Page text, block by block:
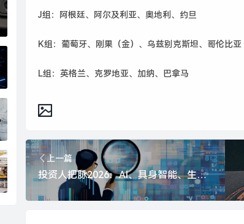
J组：阿根廷、阿尔及利亚、奥地利、约旦
K组：葡萄牙、刚果（金）、乌兹别克斯坦、哥伦比亚
L组：英格兰、克罗地亚、加纳、巴拿马
上一篇
投资人把脉2026：AI、具身智能、生物制造，或出现百亿美金超级独角兽 | 界面预言家⑥|界面新闻 · 科技